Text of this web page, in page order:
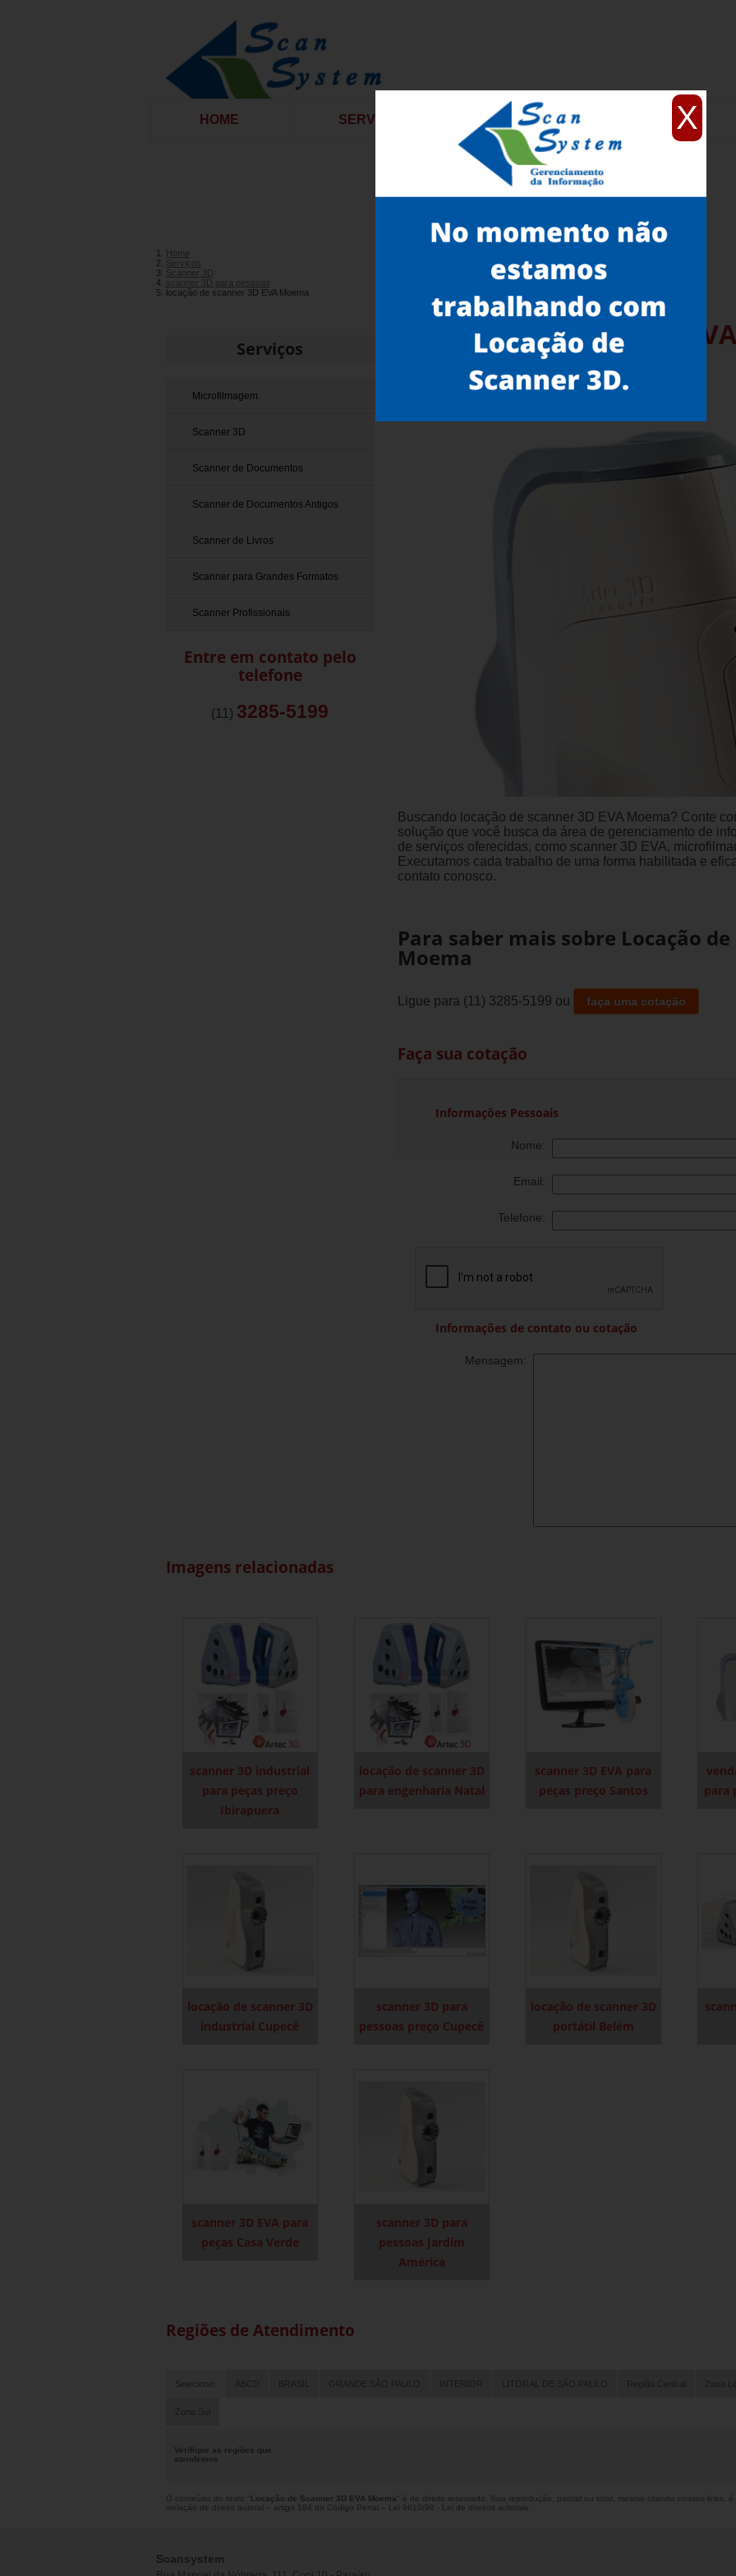
X
HOME SERVIÇOS CONTATO
Home
Serviços
Scanner 3D
scanner 3D para pessoas
locação de scanner 3D EVA Moema
Serviços
Microfilmagem
Scanner 3D
Scanner de Documentos
Scanner de Documentos Antigos
Scanner de Livros
Scanner para Grandes Formatos
Scanner Profissionais
Entre em contato pelo
telefone
(11) 3285-5199
Locação de Scanner 3D
Gostou? compartilhe!
Buscando locação de scanner 3D EVA Moema? Conte
solução que você busca da área de gerenciamento de
de serviços oferecidas, como scanner 3D EVA,
Executamos cada trabalho de uma forma habilitada e
contato conosco.
Para saber mais sobre Locação de
Moema
Ligue para (11) 3285-5199 ou faça uma cotação
Faça sua cotação
Informações Pessoais
Nome:
Email:
Telefone:
Informações de contato ou cotação
Mensagem:
Imagens relacionadas
scanner 3D industrial
para peças preço
Ibirapuera
locação de scanner 3D
para engenharia Natal
scanner 3D EVA para
peças preço Santos
para
locação de scanner 3D
industrial Cupecê
scanner 3D para
pessoas preço Cupecê
locação de scanner 3D
portátil Belém
scanner 3D EVA para
peças Casa Verde
scanner 3D para
pessoas Jardim
América
Regiões de Atendimento
Selecione: ABCD BRASIL GRANDE SÃO PAULO INTERIOR LITORAL DE SÃO PAULO Região Central Zona
Zona Sul
Verifique as regiões que
atendemos
O conteúdo do texto " Locação de Scanner 3D EVA Moema " é de direito reservado. Sua reprodução, parcial ou total, mesmo citando nossos links,
violação de direito autoral – artigo 184 do Código Penal –
Lei 9610/98 - Lei de direitos autorais
Scansystem